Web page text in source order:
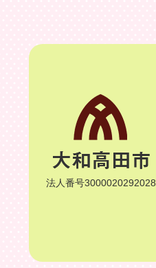
法人番号3000020292028